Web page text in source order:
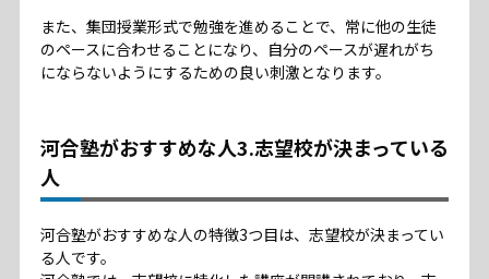
また、集団授業形式で勉強を進めることで、常に他の生徒
のペースに合わせることになり、自分のペースが遅れがち
にならないようにするための良い刺激となります。
河合塾がおすすめな人3.志望校が決まっている
人
河合塾がおすすめな人の特徴3つ目は、志望校が決まってい
る人です。